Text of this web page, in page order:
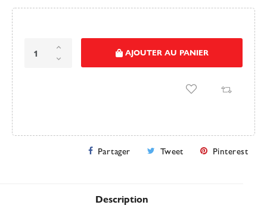
AJOUTER AU PANIER
Partager Tweet Pinterest
Description